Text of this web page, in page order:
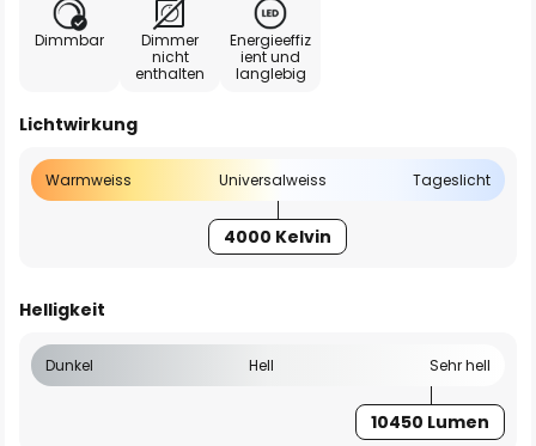
Dimmbar
Dimmer
nicht
enthalten
Energieeffiz
ient und
langlebig
Lichtwirkung
Warmweiss Universalweiss Tageslicht
4000 Kelvin
Helligkeit
Dunkel Hell Sehr hell
10450 Lumen